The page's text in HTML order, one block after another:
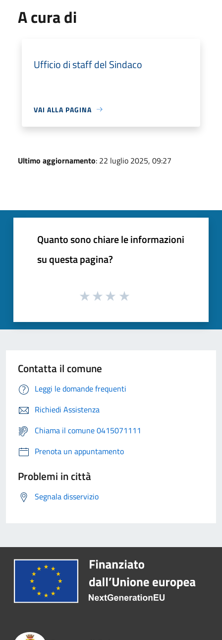
A cura di
Ufficio di staff del Sindaco
VAI ALLA PAGINA
Ultimo aggiornamento: 22 luglio 2025, 09:27
Quanto sono chiare le informazioni
su questa pagina?
Contatta il comune
Leggi le domande frequenti
Richiedi Assistenza
Chiama il comune 0415071111
Prenota un appuntamento
Problemi in città
Segnala disservizio